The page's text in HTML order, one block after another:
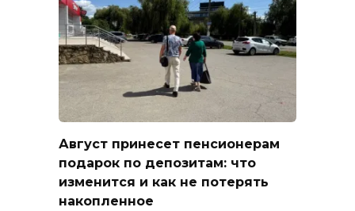
Август принесет пенсионерам
подарок по депозитам: что
изменится и как не потерять
накопленное